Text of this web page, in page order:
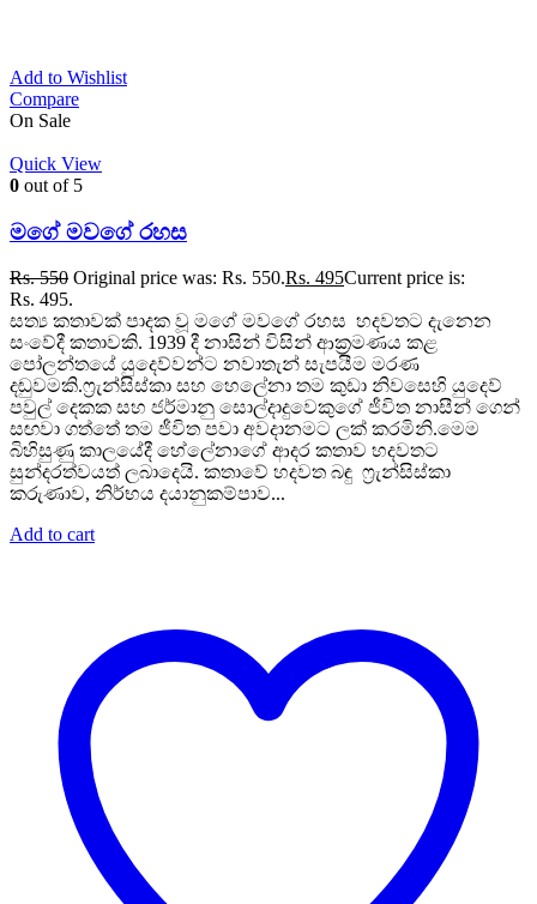
Add to Wishlist
Compare
On Sale
Quick View
0 out of 5
මගේ මවගේ රහස
Rs.550 Original price was: Rs. 550.Rs. 495Current price is:
Rs. 495.
සත්‍ය කතාවක් පාදක වූ මගේ මවගේ රහස හදවතට දැනෙන
සංවේදී කතාවකි. 1939 දී නාසින් විසින් ආක්‍රමණය කළ
පෝලන්තයේ යුදෙව්වන්ට නවාතැන් සැපයීම මරණ
දඬුවමකි.ෆ්‍රැන්සිස්කා සහ හෙලේනා තම කුඩා නිවසෙහි යුදෙව්
පවුල් දෙකක සහ ජර්මානු සොල්දාදුවෙකුගේ ජීවිත නාසීන් ගෙන්
සඟවා ගත්තේ තම ජීවිත පවා අවදානමට ලක් කරමිනි.මෙම
බිහිසුණු කාලයේදී හේලේනාගේ ආදර කතාව හදවතට
සුන්දරත්වයත් ලබාදෙයි. කතාවේ හදවත බඳු ෆ්‍රැන්සිස්කා
කරුණාව, නිර්භය දයානුකම්පාව...
Add to cart